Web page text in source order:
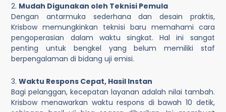
2. Mudah Digunakan oleh Teknisi Pemula
Dengan antarmuka sederhana dan desain praktis,
Krisbow memungkinkan teknisi baru memahami cara
pengoperasian dalam waktu singkat. Hal ini sangat
penting untuk bengkel yang belum memiliki staf
berpengalaman di bidang uji emisi.
3.Waktu Respons Cepat, Hasil Instan
Bagi pelanggan, kecepatan layanan adalah nilai tambah.
Krisbow menawarkan waktu respons di bawah 10 detik,